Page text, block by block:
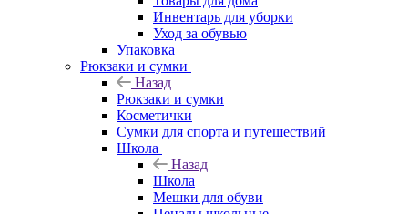
Инвентарь для уборки
Уход за обувью
Упаковка
Рюкзаки и сумки
Назад
Рюкзаки и сумки
Косметички
Сумки для спорта и путешествий
Школа
Назад
Школа
Мешки для обуви